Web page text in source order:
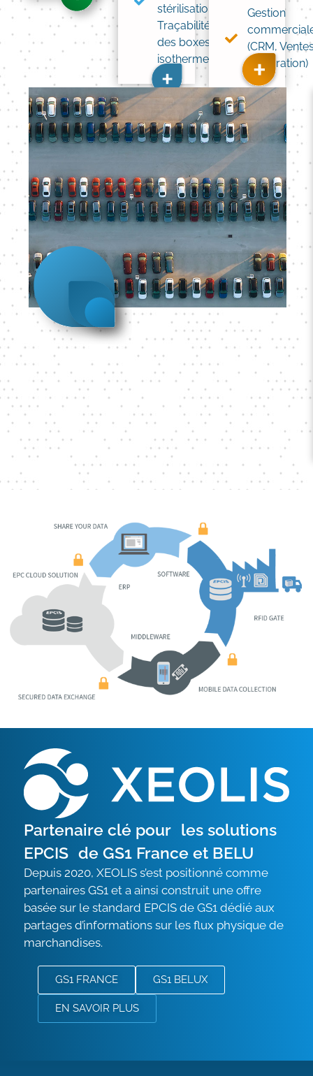
stérilisation,
Traçabilité
des boxes
isothermes​
Gestion
(CRM,
Facturation)​
Partenaire clé pour les solutions
EPCIS de GS1 France et BELU
Depuis 2020, XEOLIS s’est positionné comme
partenaires GS1 et a ainsi construit une offre
basée sur le standard EPCIS de GS1 dédié aux
partages d’informations sur les flux physique de
marchandises.
GS1 FRANCE GS1 BELUX
EN SAVOIR PLUS